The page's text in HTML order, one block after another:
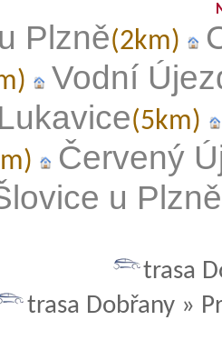
Plzně(2km)
Vodní
(5km)
Červený
u Plzně
trasa
trasa Dobřany »